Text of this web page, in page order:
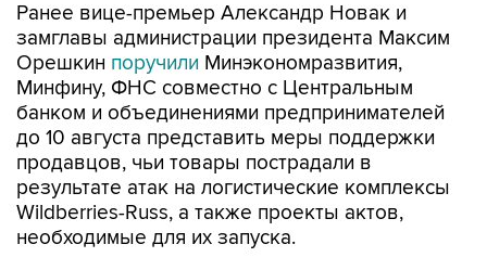
Ранее вице-премьер Александр Новак и
замглавы администрации президента Максим
Орешкин поручили Минэкономразвития,
Минфину, ФНС совместно с Центральным
банком и объединениями предпринимателей
до 10 августа представить меры поддержки
продавцов, чьи товары пострадали в
результате атак на логистические комплексы
Wildberries-Russ, а также проекты актов,
необходимые для их запуска.